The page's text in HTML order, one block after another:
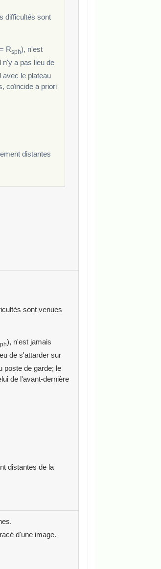
difficultés sont
Rsph), n'est
n'y a pas lieu de
avec le plateau
coïncide a priori
distantes
sont venues
), n'est jamais
de s'attarder sur
poste de garde; le
de l'avant-dernière
distantes de la
d'une image.